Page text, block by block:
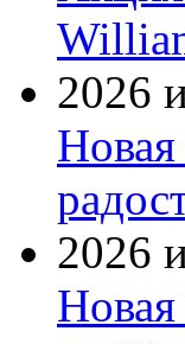
2026
2026